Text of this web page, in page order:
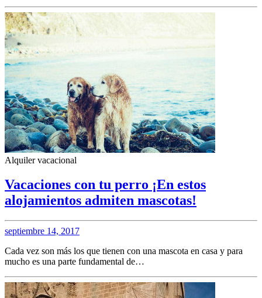
Alquiler vacacional
Vacaciones con tu perro ¡En estos
alojamientos admiten mascotas!
septiembre 14, 2017
Cada vez son más los que tienen con una mascota en casa y para
mucho es una parte fundamental de…